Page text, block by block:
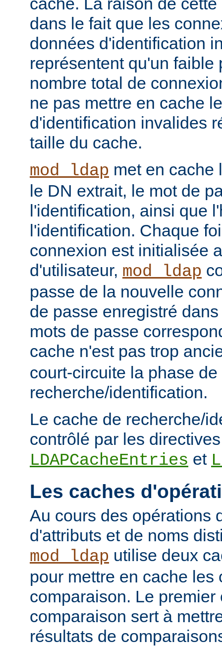
dans le fait que les
données d'identification
représentent qu'un faible
nombre total de
ne pas mettre en cache
d'identification invalides
taille du cache.
mod_ldap met en cache
le DN extrait, le mot de
l'identification, ainsi que
l'identification. Chaque
connexion est initialisée
d'utilisateur, mod_ldap
passe de la nouvelle
de passe enregistré
mots de passe
cache n'est pas trop
court-circuite la phase de
recherche/identification.
Le cache de recherche/
contrôlé par les directives
LDAPCacheEntries et
Les caches
Au cours des opérations
d'attributs et de noms
mod_ldap utilise deux
pour mettre en cache les
comparaison. Le premier
comparaison sert à
résultats de